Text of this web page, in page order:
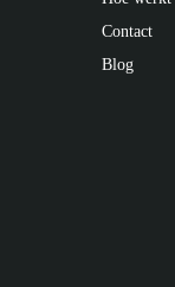
Contact
Blog